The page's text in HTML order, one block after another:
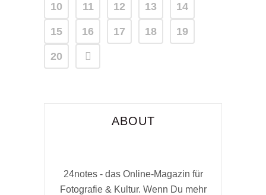
10 11 12 13 14
15 16 17 18 19
20
ABOUT
24notes - das Online-Magazin für
Fotografie & Kultur. Wenn Du mehr